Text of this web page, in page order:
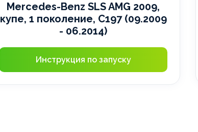
Mercedes-Benz SLS AMG 2009,
купе, 1 поколение, C197 (09.2009
- 06.2014)
Инструкция по запуску